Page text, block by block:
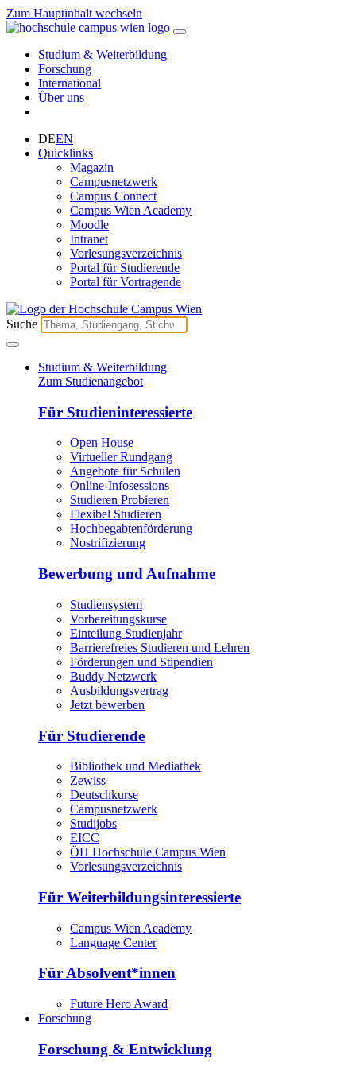
Zum Hauptinhalt wechseln
Studium & Weiterbildung
Forschung
International
Über uns
DEEN
Quicklinks
Magazin
Campusnetzwerk
Campus Connect
Campus Wien Academy
Moodle
Intranet
Vorlesungsverzeichnis
Portal für Studierende
Portal für Vortragende
Suche
Studium & Weiterbildung
Zum Studienangebot
Für Studieninteressierte
Open House
Virtueller Rundgang
Angebote für Schulen
Online-Infosessions
Studieren Probieren
Flexibel Studieren
Hochbegabtenförderung
Nostrifizierung
Bewerbung und Aufnahme
Studiensystem
Vorbereitungskurse
Einteilung Studienjahr
Barrierefreies Studieren und Lehren
Förderungen und Stipendien
Buddy Netzwerk
Ausbildungsvertrag
Jetzt bewerben
Für Studierende
Bibliothek und Mediathek
Zewiss
Deutschkurse
Campusnetzwerk
Studijobs
EICC
ÖH Hochschule Campus Wien
Vorlesungsverzeichnis
Für Weiterbildungsinteressierte
Campus Wien Academy
Language Center
Für Absolvent*innen
Future Hero Award
Forschung
Forschung & Entwicklung